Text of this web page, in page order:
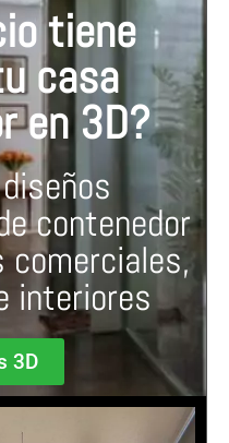
tiene
casa
en 3D?
contenedor
comerciales,
interiores
3D